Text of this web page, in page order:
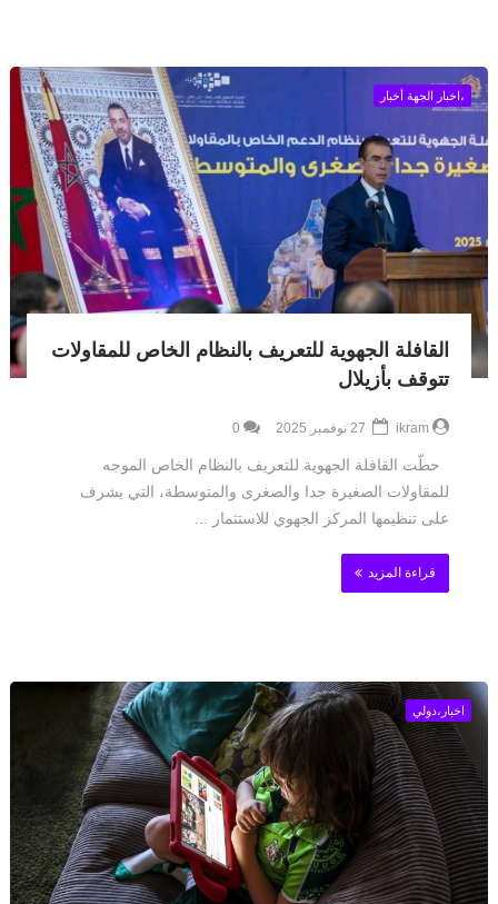
،اخبار الجهة أخبار
القافلة الجهوية للتعريف بالنظام الخاص للمقاولات
تتوقف بأزيلال
ikram
0
حطّت القافلة الجهوية للتعريف بالنظام الخاص الموجه
للمقاولات الصغيرة جدا والصغرى والمتوسطة، التي يشرف
على تنظيمها المركز الجهوي للاستثمار ...
قراءة المزيد
اخبار،دولي